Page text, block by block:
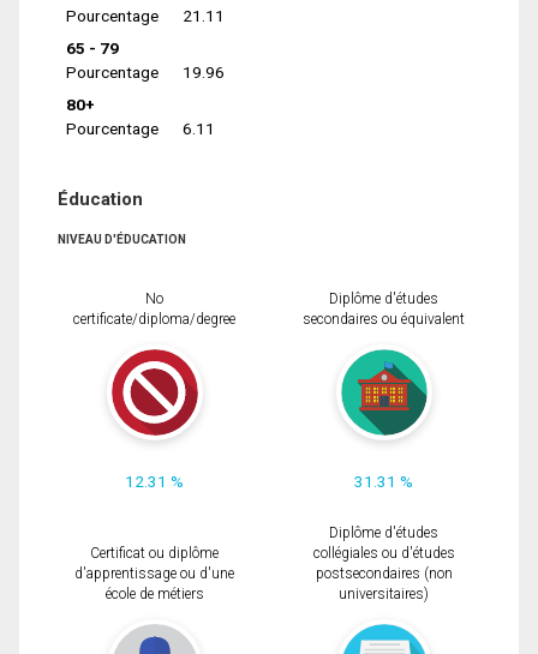
Pourcentage
21.11
65 - 79
Pourcentage
19.96
80+
Pourcentage
6.11
Éducation
NIVEAU D'ÉDUCATION
No
certificate/diploma/degree
12.31 %
Diplôme d'études
secondaires ou équivalent
31.31 %
Certificat ou diplôme
d'apprentissage ou d'une
école de métiers
Diplôme d'études
collégiales ou d'études
postsecondaires (non
universitaires)